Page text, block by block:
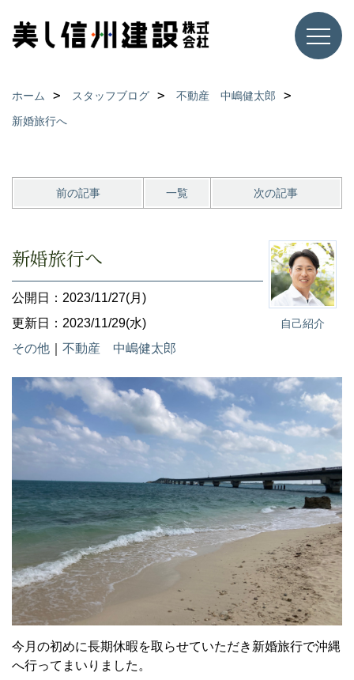
ホーム スタッフブログ
不動産 中嶋健太郎
新婚旅行へ
前の記事 一覧 次の記事
自己紹介
新婚旅行へ
公開日：2023/11/27(月)
更新日：2023/11/29(水)
その他
不動産 中嶋健太郎
今月の初めに長期休暇を取らせていただき新婚旅行で沖縄
へ行ってまいりました。